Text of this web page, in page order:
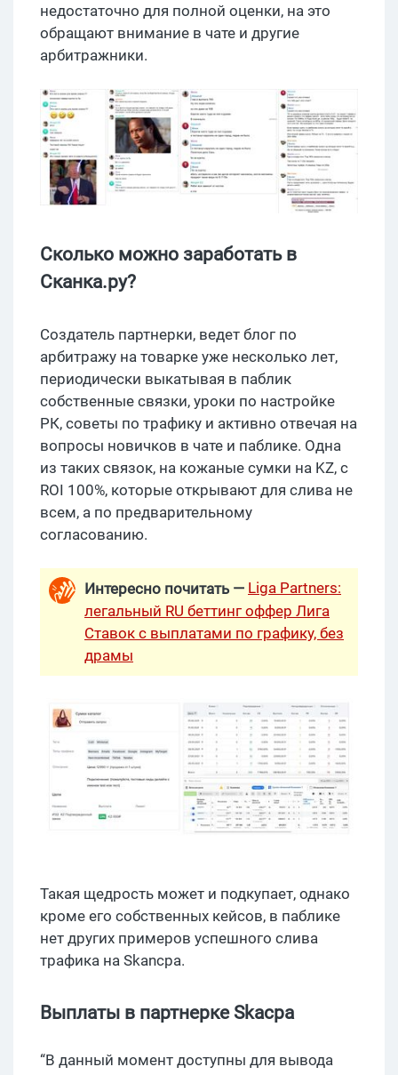
недостаточно для полной оценки, на это
обращают внимание в чате и другие
арбитражники.
Сколько можно заработать в
Сканка.ру?
Создатель партнерки, ведет блог по
арбитражу на товарке уже несколько лет,
периодически выкатывая в паблик
собственные связки, уроки по настройке
РК, советы по трафику и активно отвечая на
вопросы новичков в чате и паблике. Одна
из таких связок, на кожаные сумки на KZ, c
ROI 100%, которые открывают для слива не
всем, а по предварительному
согласованию.
Интересно почитать — Liga Partners:
легальный RU беттинг оффер Лига
Ставок с выплатами по графику, без
драмы
Такая щедрость может и подкупает, однако
кроме его собственных кейсов, в паблике
нет других примеров успешного слива
трафика на Skancpa.
Выплаты в партнерке Skacpa
“В данный момент доступны для вывода